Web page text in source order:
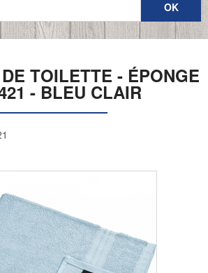
TOILETTE - ÉPONGE
- BLEU CLAIR